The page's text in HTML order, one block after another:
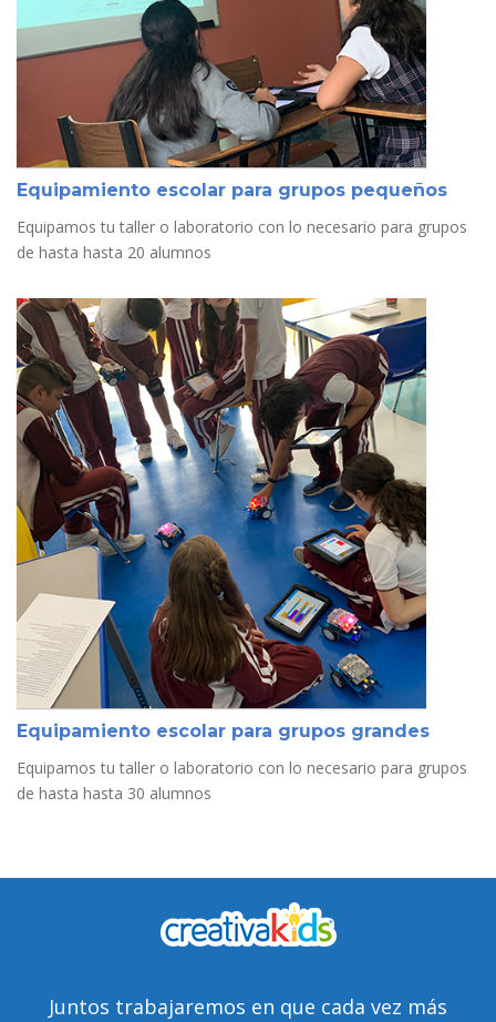
Equipamiento escolar para grupos pequeños
Equipamos tu taller o laboratorio con lo necesario para grupos
de hasta hasta 20 alumnos
Equipamiento escolar para grupos grandes
Equipamos tu taller o laboratorio con lo necesario para grupos
de hasta hasta 30 alumnos
Juntos trabajaremos en que cada vez más